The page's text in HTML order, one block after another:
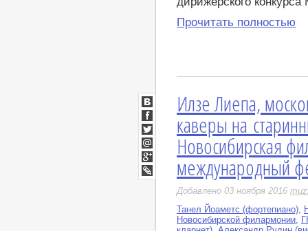
Прочитать полностью
Илзе Лиепа,
каверы на
Новосибирская
международный
Добавлено 03 ноября 2016
Танел Йоаметс (фортепиано),
Новосибирской филармонии,
ВКонтакте
Facebook
Twitter
Мой
Мир
Google+
LiveJournal